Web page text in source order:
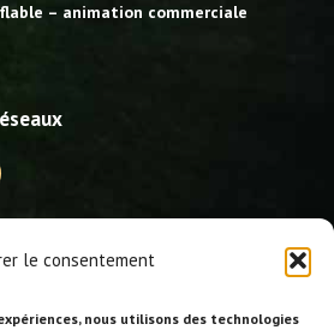
le consentement
nous utilisons des technologies
– animation commerciale
BDE